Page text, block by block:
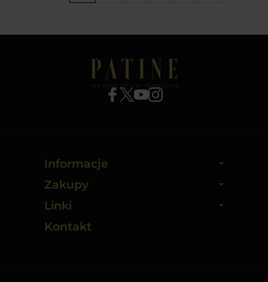
Informacje
Zakupy
Linki
Kontakt